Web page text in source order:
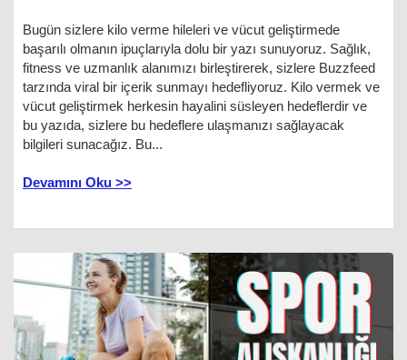
Bugün sizlere kilo verme hileleri ve vücut geliştirmede
başarılı olmanın ipuçlarıyla dolu bir yazı sunuyoruz. Sağlık,
fitness ve uzmanlık alanımızı birleştirerek, sizlere Buzzfeed
tarzında viral bir içerik sunmayı hedefliyoruz. Kilo vermek ve
vücut geliştirmek herkesin hayalini süsleyen hedeflerdir ve
bu yazıda, sizlere bu hedeflere ulaşmanızı sağlayacak
bilgileri sunacağız. Bu...
Devamını Oku >>